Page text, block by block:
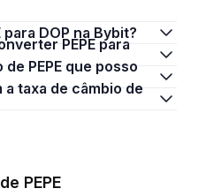
para DOP na Bybit?
PEPE